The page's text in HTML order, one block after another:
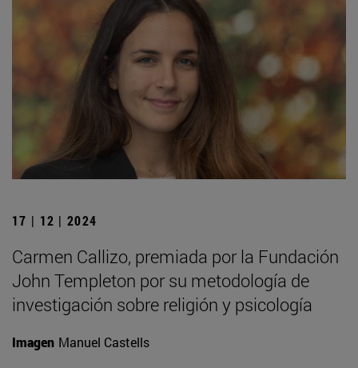
17 | 12 | 2024
Carmen Callizo, premiada por la Fundación
John Templeton por su metodología de
investigación sobre religión y psicología
Imagen Manuel Castells